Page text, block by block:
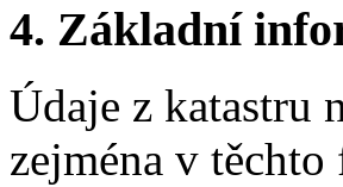
4. Základní
Údaje z katastru
zejména v těchto